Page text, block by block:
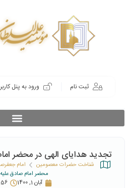
ثبت نام ورود به پنل
تجدید هدایای الهی در محضر
شناخت حضرات معصومین امام
محضر امام صادق
آبان 1, 1400